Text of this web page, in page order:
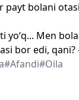
payt bolani
yoʻq... Men
bor edi, qani?
#Afandi#Oila